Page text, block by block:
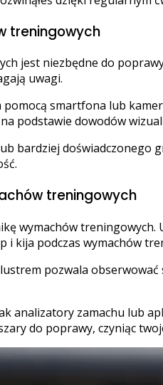
treningowych
jest niezbędne do
uwagi.
smartfona lub
podstawie dowodów
bardziej
treningowych
wymachów
i kija podczas wymachów
pozwala
analizatory zamachu lub
do poprawy, czyniąc